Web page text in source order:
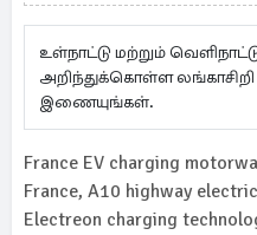
உள்நாட்டு மற்றும்
அறிந்துக்கொள்ள லங்காசிறி
இணையுங்கள்.
France EV charging
France, A10 highway
Electreon charging